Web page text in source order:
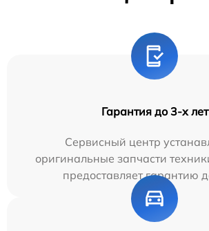
Гарантия до 3-х лет
Сервисный центр
оригинальные запчасти
предоставляет гарантию